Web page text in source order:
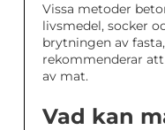
Vissa metoder
livsmedel, socker
brytningen av
rekommenderar
av mat.
Vad kan